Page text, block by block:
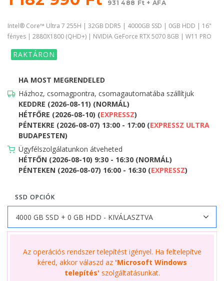
931 488 Ft + ÁFA
Intel® Core™ Ultra 7 255H | 32GB DDR5 | 4000GB SSD | 0GB HDD | 16"
fényes | 2880X1800 (QHD+) | NVIDIA GeForce RTX 5070 8GB | W11 PRO
RAKTÁRON
HA MOST MEGRENDELED
Házhoz, csomagpontra, csomagautomatába szállítjuk
KEDDRE (2026-08-11) (NORMÁL)
HÉTFŐRE (2026-08-10) (EXPRESSZ)
PÉNTEKRE (2026-08-07) 13:00 - 17:00 (EXPRESSZ ULTRA
BUDAPESTEN)
Ügyfélszolgálatunkon átveheted
HÉTFŐN (2026-08-10) 9:30 - 16:30 (NORMÁL)
PÉNTEKEN (2026-08-07) 16:00 - 16:30 (EXPRESSZ)
SSD OPCIÓK
Az operációs rendszer telepítést igényel. Ha feltelepítve
kéred, akkor válaszd az 'Microsoft Windows
telepítés' szolgáltatásunkat.